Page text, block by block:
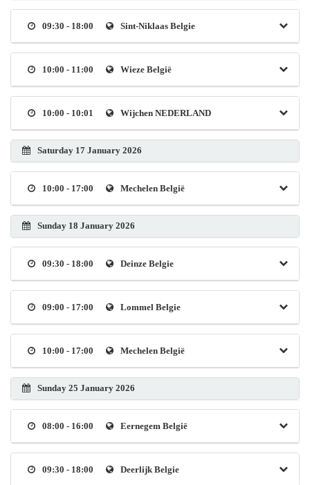
09:30 - 18:00 Sint-Niklaas Belgie
10:00 - 11:00 Wieze België
10:00 - 10:01 Wijchen NEDERLAND
Saturday 17 January 2026
10:00 - 17:00 Mechelen België
Sunday 18 January 2026
09:30 - 18:00 Deinze Belgie
09:00 - 17:00 Lommel Belgie
10:00 - 17:00 Mechelen België
Sunday 25 January 2026
08:00 - 16:00 Eernegem België
09:30 - 18:00 Deerlijk Belgie